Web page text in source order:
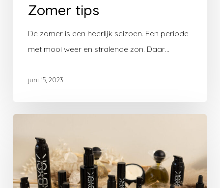
Zomer tips
De zomer is een heerlijk seizoen. Een periode
met mooi weer en stralende zon. Daar…
juni 15, 2023